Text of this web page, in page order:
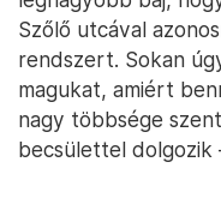
Szőlő utcával
rendszert. Sokan
magukat, amiért
nagy többsége
becsülettel dolgozik